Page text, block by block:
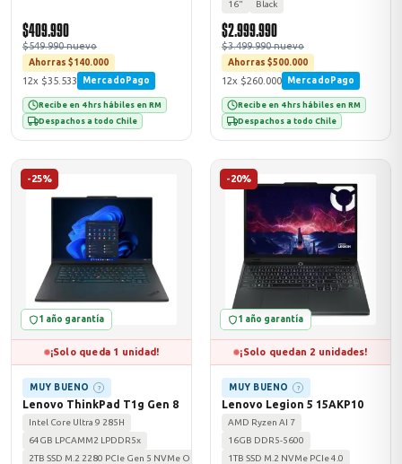
$409.990
$549.990 nuevo
Ahorras $140.000
12x $35.533 MercadoPago
Recibe en 4 hrs hábiles en RM
Despachos a todo Chile
16"
Black
$2.999.990
$3.499.990 nuevo
Ahorras $500.000
12x $260.000 MercadoPago
Recibe en 4 hrs hábiles en RM
Despachos a todo Chile
-25%
1 año garantía
¡Solo queda 1 unidad!
MUY BUENO ?
Lenovo ThinkPad T1g Gen 8
Intel Core Ultra 9 285H
64GB LPCAMM2 LPDDR5x
2TB SSD M.2 2280 PCIe Gen 5 NVMe Opal 2.0
-20%
1 año garantía
¡Solo quedan 2 unidades!
MUY BUENO ?
Lenovo Legion 5 15AKP10
AMD Ryzen AI 7
16GB DDR5-5600
1TB SSD M.2 NVMe PCIe 4.0